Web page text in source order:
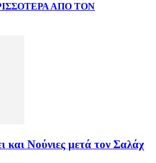
ΑΠΟ ΤΟΝ
και Νούνιες μετά τον Σαλάχ